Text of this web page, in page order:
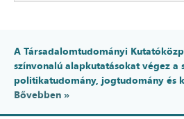
A Társadalomtudományi
színvonalú alapkutatásokat végez a
politikatudomány, jogtudomány és
Bővebben »